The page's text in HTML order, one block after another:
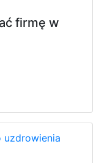
firmę w
uzdrowienia